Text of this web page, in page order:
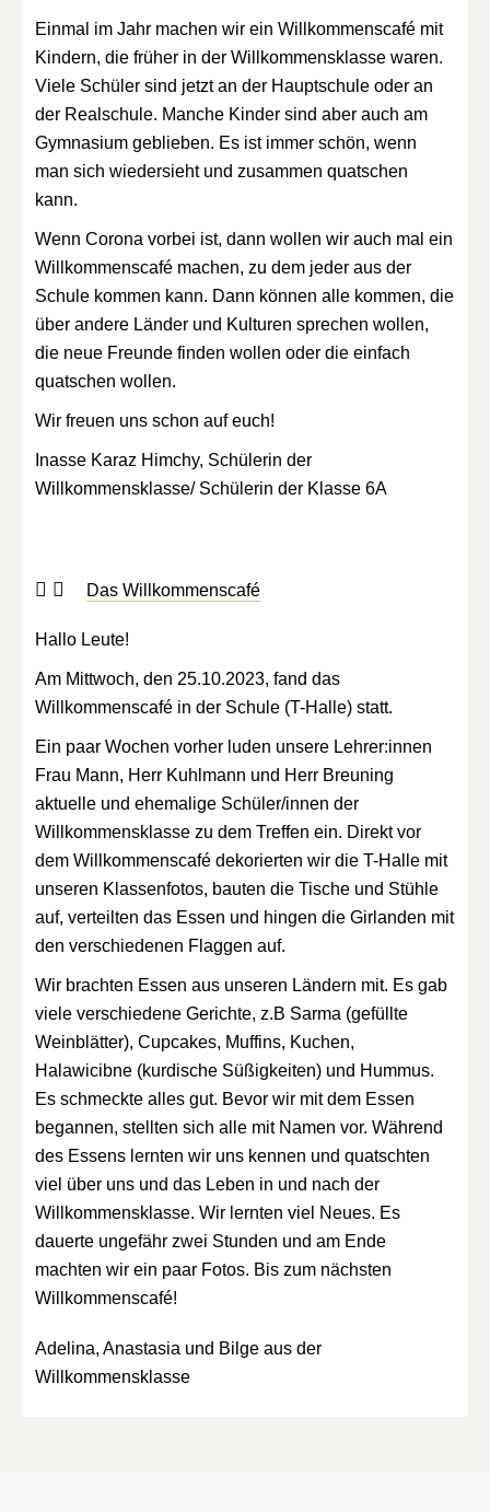
Einmal im Jahr machen wir ein Willkommenscafé mit
Kindern, die früher in der Willkommensklasse waren.
Viele Schüler sind jetzt an der Hauptschule oder an
der Realschule. Manche Kinder sind aber auch am
Gymnasium geblieben. Es ist immer schön, wenn
man sich wiedersieht und zusammen quatschen
kann.
Wenn Corona vorbei ist, dann wollen wir auch mal ein
Willkommenscafé machen, zu dem jeder aus der
Schule kommen kann. Dann können alle kommen, die
über andere Länder und Kulturen sprechen wollen,
die neue Freunde finden wollen oder die einfach
quatschen wollen.
Wir freuen uns schon auf euch!
Inasse Karaz Himchy, Schülerin der
Willkommensklasse/ Schülerin der Klasse 6A
Das Willkommenscafé
Hallo Leute!
Am Mittwoch, den 25.10.2023, fand das
Willkommenscafé in der Schule (T-Halle) statt.
Ein paar Wochen vorher luden unsere Lehrer:innen
Frau Mann, Herr Kuhlmann und Herr Breuning
aktuelle und ehemalige Schüler/innen der
Willkommensklasse zu dem Treffen ein. Direkt vor
dem Willkommenscafé dekorierten wir die T-Halle mit
unseren Klassenfotos, bauten die Tische und Stühle
auf, verteilten das Essen und hingen die Girlanden mit
den verschiedenen Flaggen auf.
Wir brachten Essen aus unseren Ländern mit. Es gab
viele verschiedene Gerichte, z.B Sarma (gefüllte
Weinblätter), Cupcakes, Muffins, Kuchen,
Halawicibne (kurdische Süßigkeiten) und Hummus.
Es schmeckte alles gut. Bevor wir mit dem Essen
begannen, stellten sich alle mit Namen vor. Während
des Essens lernten wir uns kennen und quatschten
viel über uns und das Leben in und nach der
Willkommensklasse. Wir lernten viel Neues. Es
dauerte ungefähr zwei Stunden und am Ende
machten wir ein paar Fotos. Bis zum nächsten
Willkommenscafé!
Adelina, Anastasia und Bilge aus der
Willkommensklasse